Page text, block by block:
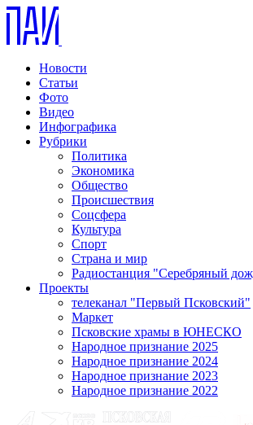
Новости
Статьи
Фото
Видео
Инфографика
Рубрики
Политика
Экономика
Общество
Происшествия
Соцсфера
Культура
Спорт
Страна и мир
Радиостанция "Серебряный
Проекты
телеканал "Первый Псковский"
Маркет
Псковские храмы в ЮНЕСКО
Народное признание 2025
Народное признание 2024
Народное признание 2023
Народное признание 2022